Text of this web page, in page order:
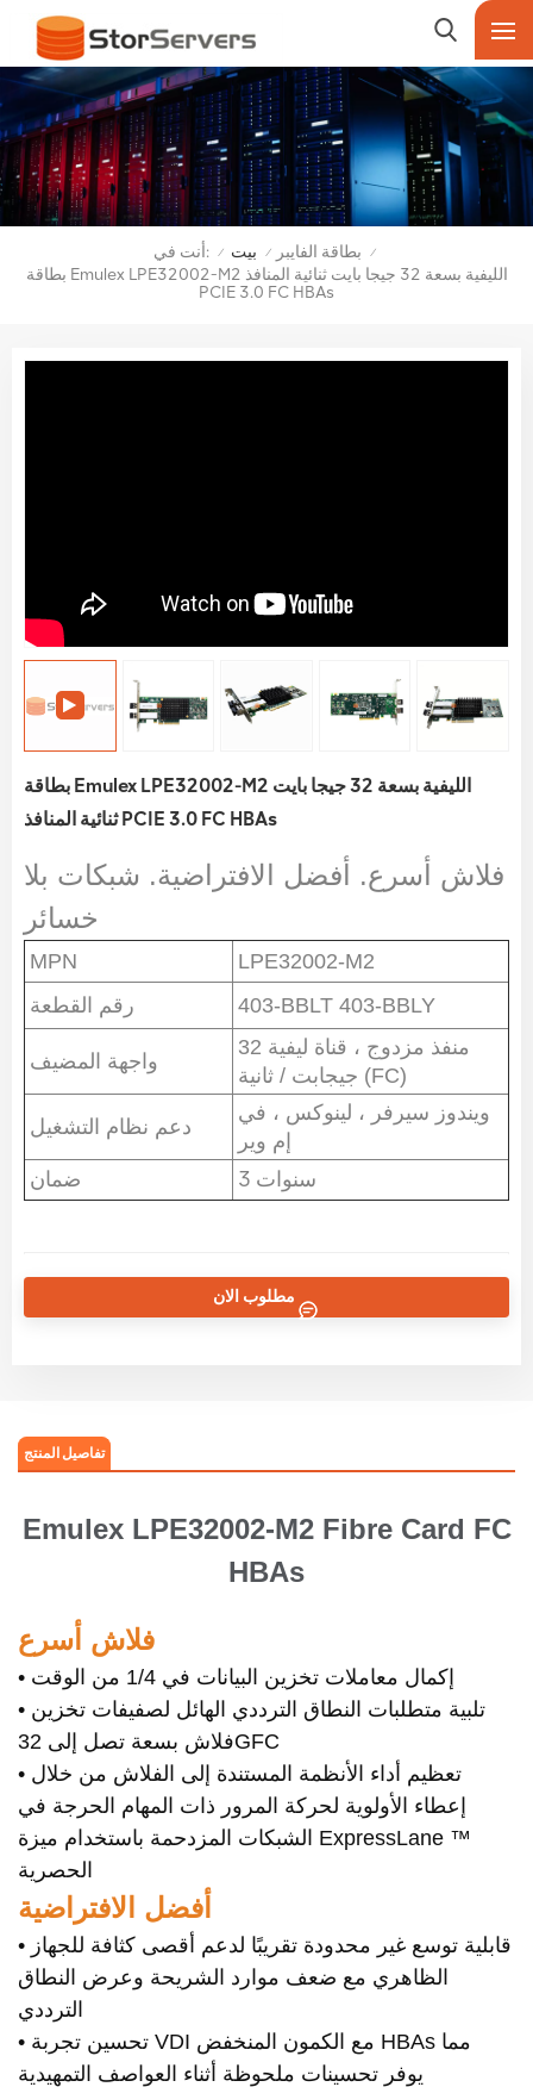
أنت في: / بيت / بطاقة الفايبر /
بطاقة Emulex LPE32002-M2 الليفية بسعة 32 جيجا بايت ثنائية المنافذ
PCIE 3.0 FC HBAs
بطاقة Emulex LPE32002-M2 الليفية بسعة 32 جيجا بايت
ثنائية المنافذ PCIE 3.0 FC HBAs
فلاش أسرع. أفضل الافتراضية. شبكات بلا
خسائر
MPN
LPE32002-M2
رقم القطعة
403-BBLT 403-BBLY
واجهة المضيف
منفذ مزدوج ، قناة ليفية 32
جيجابت / ثانية (FC)
دعم نظام التشغيل
ويندوز سيرفر ، لينوكس ، في
إم وير
ضمان 3 سنوات
مطلوب الان
تفاصيل المنتج
Emulex LPE32002-M2 Fibre Card FC
HBAs
فلاش أسرع
• إكمال معاملات تخزين البيانات في 1/4 من الوقت
• تلبية متطلبات النطاق الترددي الهائل لصفيفات تخزين
فلاش بسعة تصل إلى 32GFC
• تعظيم أداء الأنظمة المستندة إلى الفلاش من خلال
إعطاء الأولوية لحركة المرور ذات المهام الحرجة في
الشبكات المزدحمة باستخدام ميزة ExpressLane ™
الحصرية
أفضل الافتراضية
• قابلية توسع غير محدودة تقريبًا لدعم أقصى كثافة للجهاز
الظاهري مع ضعف موارد الشريحة وعرض النطاق
الترددي
• تحسين تجربة VDI مع الكمون المنخفض HBAs مما
يوفر تحسينات ملحوظة أثناء العواصف التمهيدية